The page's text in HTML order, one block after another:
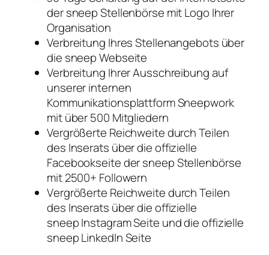
der sneep Stellenbörse mit Logo Ihrer
Organisation
Verbreitung Ihres Stellenangebots über
die sneep Webseite
Verbreitung Ihrer Ausschreibung auf
unserer internen
Kommunikationsplattform Sneepwork
mit über 500 Mitgliedern
Vergrößerte Reichweite durchTeilen
des Inserats über dieoffizielle
Facebookseite dersneepStellenbörse
mit 2500+ Followern
Vergrößerte Reichweite durchTeilen
des Inserats über dieoffizielle
sneepInstagram Seite und die offizielle
sneepLinkedInSeite